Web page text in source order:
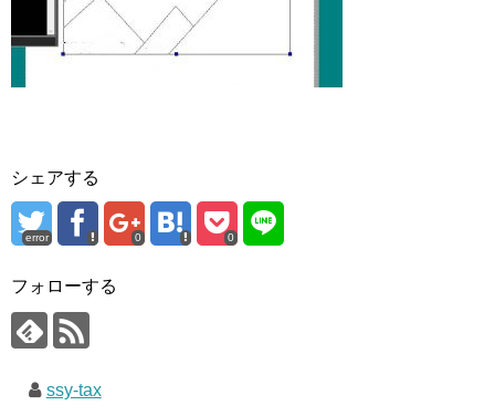
シェアする
error 0 0
フォローする
ssy-tax